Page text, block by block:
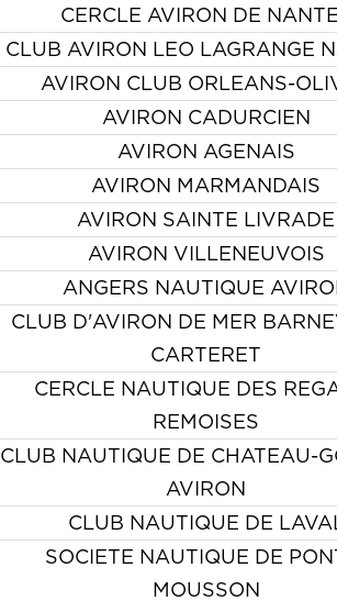
CERCLE AVIRON DE
CLUB AVIRON LEO LAGRANGE
AVIRON CLUB ORLEANS-
AVIRON CADURCIEN
AVIRON AGENAIS
AVIRON MARMANDAIS
AVIRON SAINTE LIVRADE
AVIRON VILLENEUVOIS
ANGERS NAUTIQUE
CLUB D'AVIRON DE MER
CARTERET
CERCLE NAUTIQUE DES
REMOISES
CLUB NAUTIQUE DE CHATEAU-
AVIRON
CLUB NAUTIQUE DE
SOCIETE NAUTIQUE DE
MOUSSON